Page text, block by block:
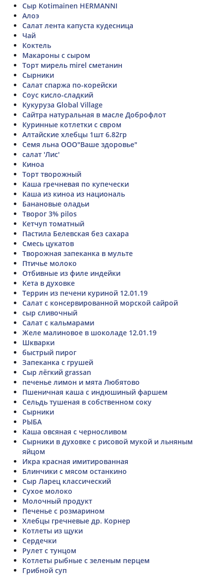
Сыр Kotimainen HERMANNI
Алоэ
Салат лента капуста кудесница
Чай
Коктель
Макароны с сыром
Торт мирель mirel сметанин
Сырники
Салат спаржа по-корейски
Соус кисло-сладкий
Кукуруза Global Village
Сайтра натуральная в масле Доброфлот
Куринные котлетки с свром
Алтайские хлебцы 1шт 6.82гр
Семя льна ООО"Ваше здоровье"
салат 'Лис'
Киноа
Торт творожный
Каша гречневая по купечески
Каша из киноа из националь
Банановые оладьи
Творог 3% pilos
Кетчуп томатный
Пастила Белевская без сахара
Смесь цукатов
Творожная запеканка в мульте
Птичье молоко
Отбивные из филе индейки
Кета в духовке
Террин из печени куриной 12.01.19
Салат с консервированной морской сайрой
сыр сливочный
Салат с кальмарами
Желе малиновое в шоколаде 12.01.19
Шкварки
быстрый пирог
Запеканка с грушей
Сыр лёгкий grassan
печенье лимон и мята Любятово
Пшеничная каша с индюшиный фаршем
Сельдь тушеная в собственном соку
Сырники
РЫБА
Каша овсяная с черносливом
Сырники в духовке с рисовой мукой и льняным
яйцом
Икра красная имитированная
Блинчики с мясом останкино
Сыр Ларец классический
Сухое молоко
Молочный продукт
Печенье с розмарином
Хлебцы гречневые др. Корнер
Котлеты из щуки
Сердечки
Рулет с тунцом
Котлеты рыбные с зеленым перцем
Грибной суп